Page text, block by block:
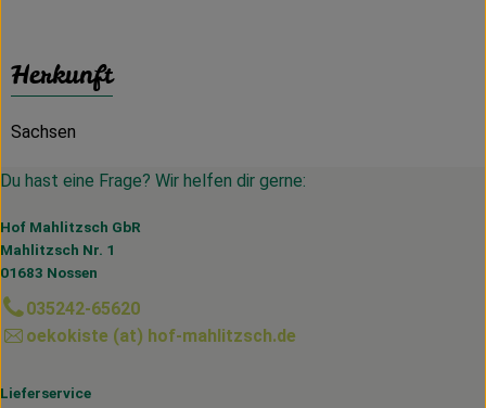
Herkunft
Sachsen
Du hast eine Frage? Wir helfen dir gerne:
Hof Mahlitzsch GbR
Mahlitzsch Nr. 1
01683 Nossen
035242-65620
oekokiste (at) hof-mahlitzsch.de
Lieferservice